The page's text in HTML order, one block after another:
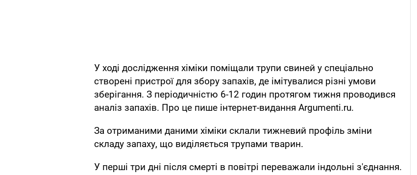
У ході дослідження хіміки поміщали трупи свиней у спеціально
створені пристрої для збору запахів, де імітувалися різні умови
зберігання. З періодичністю 6-12 годин протягом тижня проводився
аналіз запахів. Про це пише інтернет-видання Аrgumenti.ru.
За отриманими даними хіміки склали тижневий профіль зміни
складу запаху, що виділяється трупами тварин.
У перші три дні після смерті в повітрі переважали індольні з'єднання.